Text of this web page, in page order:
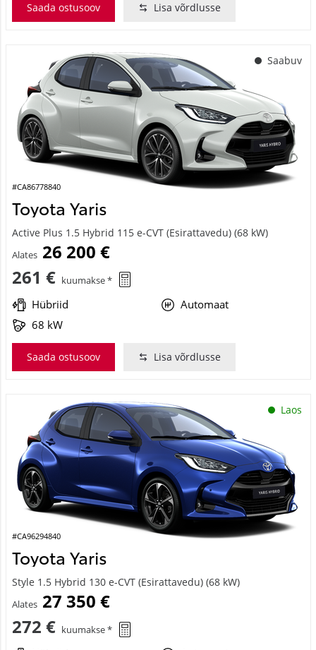
Saada ostusoov Lisa võrdlusse
Saabuv
#CA86778840
Toyota Yaris
Active Plus 1.5 Hybrid 115 e-CVT (Esirattavedu) (68 kW)
Alates 26 200 €
261 € kuumakse *
Hübriid
Automaat
68 kW
Saada ostusoov Lisa võrdlusse
Laos
#CA96294840
Toyota Yaris
Style 1.5 Hybrid 130 e-CVT (Esirattavedu) (68 kW)
Alates 27 350 €
272 € kuumakse *